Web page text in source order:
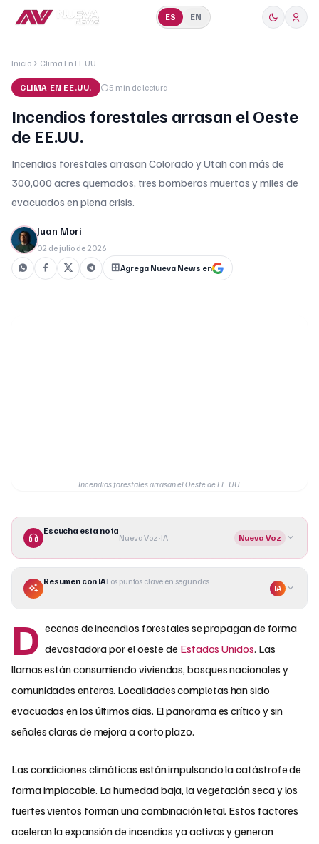
ES EN
Inicio Clima En EE.UU.
CLIMA EN EE.UU. 5 min de lectura
Incendios forestales arrasan el Oeste
de EE.UU.
Incendios forestales arrasan Colorado y Utah con más de
300,000 acres quemados, tres bomberos muertos y miles de
evacuados en plena crisis.
Juan Mori
02 de julio de 2026
Agrega Nueva News en
Incendios forestales arrasan el Oeste de EE. UU.
Escucha esta nota
Nueva Voz · IA Nueva Voz
Resumen con IALos puntos clave en segundos
IA
D ecenas de incendios forestales se propagan de forma
devastadora por el oeste de Estados Unidos. Las
llamas están consumiendo viviendas, bosques nacionales y
comunidades enteras. Localidades completas han sido
evacuadas en los últimos días. El panorama es crítico y sin
señales claras de mejora a corto plazo.
Las condiciones climáticas están impulsando la catástrofe de
forma implacable. La humedad baja, la vegetación seca y los
fuertes vientos forman una combinación letal. Estos factores
aceleran la expansión de incendios ya activos y generan